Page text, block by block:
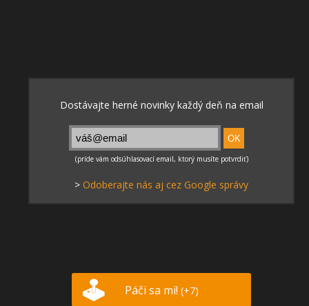
> Odoberajte nás aj cez Google správy
Páči sa mi! (+7)